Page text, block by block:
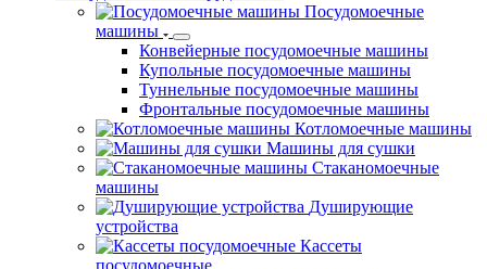
Посудомоечные
машины
Конвейерные посудомоечные машины
Купольные посудомоечные машины
Туннельные посудомоечные машины
Фронтальные посудомоечные машины
Котломоечные машины
Машины для сушки
Стаканомоечные
машины
Душирующие
устройства
Кассеты
посудомоечные